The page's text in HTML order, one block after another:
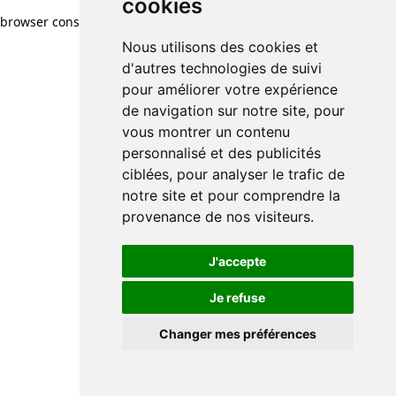
cookies
Nous utilisons des cookies et
d'autres technologies de suivi
pour améliorer votre expérience
de navigation sur notre site, pour
vous montrer un contenu
personnalisé et des publicités
ciblées, pour analyser le trafic de
notre site et pour comprendre la
provenance de nos visiteurs.
J'accepte
Je refuse
Changer mes préférences
browser console for more information)